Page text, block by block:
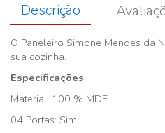
Descrição
O Paneleiro Simone Mendes da
sua cozinha.
Especificações
Material: 100 % MDF
04 Portas: Sim